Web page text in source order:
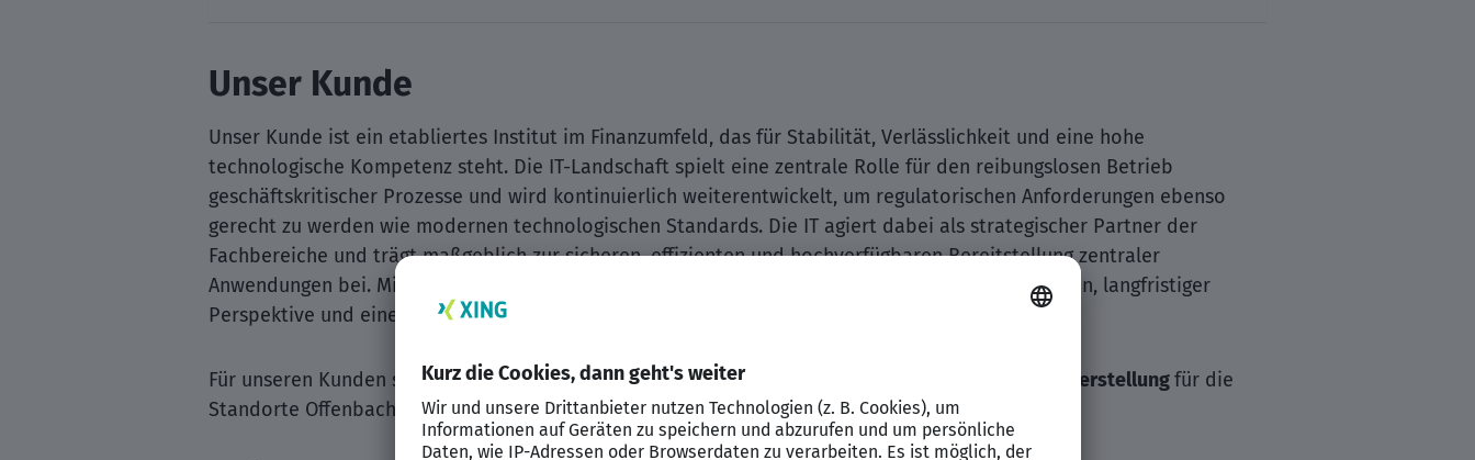
Unser Kunde
Unser Kunde ist ein etabliertes Institut im Finanzumfeld, das für Stabilität, Verlässlichkeit und eine hohe
technologische Kompetenz steht. Die IT-Landschaft spielt eine zentrale Rolle für den reibungslosen Betrieb
geschäftskritischer Prozesse und wird kontinuierlich weiterentwickelt, um regulatorischen Anforderungen ebenso
gerecht zu werden wie modernen technologischen Standards. Die IT agiert dabei als strategischer Partner der
Fachbereiche und trägt maßgeblich zur sicheren, effizienten und hochverfügbaren Bereitstellung zentraler
Anwendungen bei. Mitarbeitende erwartet ein professionelles Arbeitsumfeld mit klaren Strukturen, langfristiger
Perspektive und einem ausgeprägten Qualitäts- und Verantwortungsbewusstsein.
Für unseren Kunden suchen wir derzeit einenSAP Application Manager (m/w/d) im Bereich Bilanzerstellungfür die
Standorte Offenbach und Erfurt.